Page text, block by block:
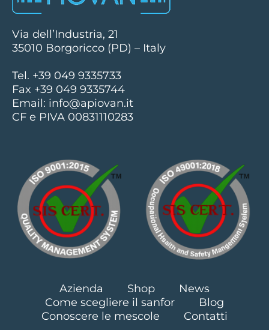
Via dell’Industria, 21
35010 Borgoricco (PD) – Italy
Tel. +39 049 9335733
Fax +39 049 9335744
Email: info@apiovan.it
CF e PIVA 00831110283
Azienda Shop
News
Come scegliere il sanfor
Blog
Conoscere le mescole
Contatti